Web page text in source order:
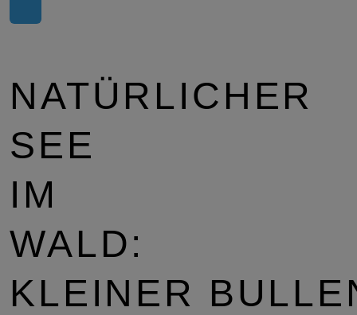
NATÜRLICHER
SEE
IM
WALD:
KLEINER